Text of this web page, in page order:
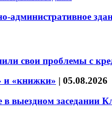
административное
свои проблемы с
и «книжки» | 05.08.2026
выездном заседании